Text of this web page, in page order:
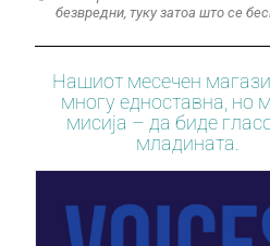
безвредни, туку затоа што се
Нашиот месечен
многу едноставна, но
мисија – да биде
младината.